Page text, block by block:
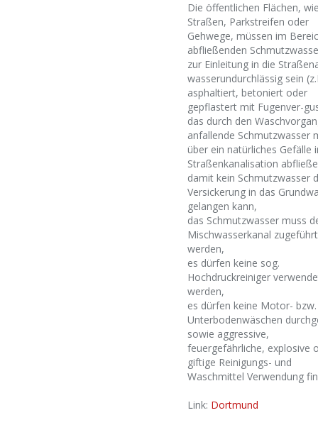
Die öffentlichen Flächen,
Straßen, Parkstreifen oder
Gehwege, müssen im
abfließenden
zur Einleitung in die
wasserundurchlässig sein
asphaltiert, betoniert oder
gepflastert mit Fugenver-
das durch den
anfallende Schmutzwasser
über ein natürliches Gefälle
Straßenkanalisation
damit kein Schmutzwasser
Versickerung in das
gelangen kann,
das Schmutzwasser muss
Mischwasserkanal zugeführt
werden,
es dürfen keine sog.
Hochdruckreiniger
werden,
es dürfen keine Motor- bzw.
Unterbodenwäschen
sowie aggressive,
feuergefährliche, explosive
giftige Reinigungs- und
Waschmittel Verwendung
Link: Dortmund